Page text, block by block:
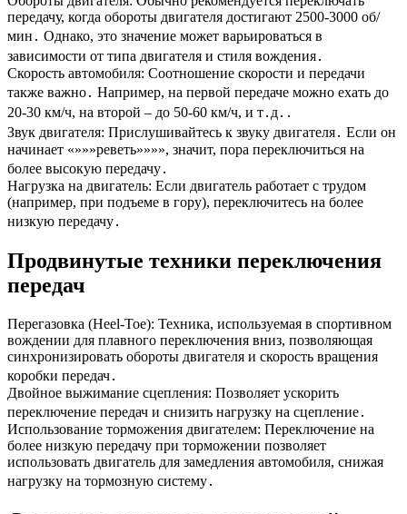
передачу, когда обороты двигателя достигают 2500-3000 об/
мин․ Однако, это значение может варьироваться в
зависимости от типа двигателя и стиля вождения․
Скорость автомобиля: Соотношение скорости и передачи
также важно․ Например, на первой передаче можно ехать до
20-30 км/ч, на второй – до 50-60 км/ч, и т․д․․
Звук двигателя: Прислушивайтесь к звуку двигателя․ Если он
начинает «»»»реветь»»»», значит, пора переключиться на
более высокую передачу․
Нагрузка на двигатель: Если двигатель работает с трудом
(например, при подъеме в гору), переключитесь на более
низкую передачу․
Продвинутые техники переключения
передач
Перегазовка (Heel-Toe): Техника, используемая в спортивном
вождении для плавного переключения вниз, позволяющая
синхронизировать обороты двигателя и скорость вращения
коробки передач․
Двойное выжимание сцепления: Позволяет ускорить
переключение передач и снизить нагрузку на сцепление․
Использование торможения двигателем: Переключение на
более низкую передачу при торможении позволяет
использовать двигатель для замедления автомобиля, снижая
нагрузку на тормозную систему․